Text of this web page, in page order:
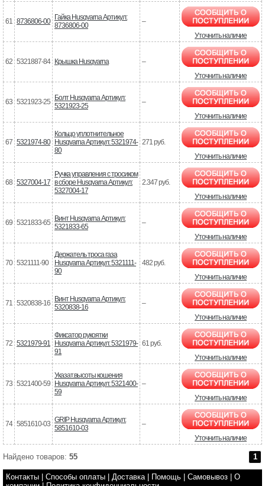
61 8736806-00 Гайка Husqvarna Артикул:
8736806-00
–
Уточнить наличие
62 5321887-84 Крышка Husqvarna
–
Уточнить наличие
63 5321923-25 Болт Husqvarna Артикул:
5321923-25
–
Уточнить наличие
67 5321974-80
Кольцо уплотнительное
Husqvarna Артикул: 5321974-
80
271 руб.
Уточнить наличие
68 5327004-17
Ручка управления с тросиком
в сборе Husqvarna Артикул:
5327004-17
2.347 руб.
Уточнить наличие
69 5321833-65 Винт Husqvarna Артикул:
5321833-65
–
Уточнить наличие
70 5321111-90
Держатель троса газа
Husqvarna Артикул: 5321111-
90
482 руб.
Уточнить наличие
71 5320838-16 Винт Husqvarna Артикул:
5320838-16
–
Уточнить наличие
72 5321979-91
Фиксатор рукоятки
Husqvarna Артикул: 5321979-
91
61 руб.
Уточнить наличие
73 5321400-59
Указат.высоты кошения
Husqvarna Артикул: 5321400-
59
–
Уточнить наличие
74 5851610-03 GRIP Husqvarna Артикул:
5851610-03
–
Уточнить наличие
Найдено товаров: 55 1
Контакты Способы оплаты Доставка| Помощь Самовывоз
О